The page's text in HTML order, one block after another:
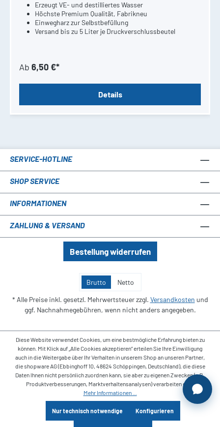
Erzeugt VE- und destilliertes Wasser
Höchste Premium Qualität, Fabrikneu
Einwegharz zur Selbstbefüllung
Versand bis zu 5 Liter je Druckverschlussbeutel
Ab 6,50 €*
Details
SERVICE-HOTLINE
SHOP SERVICE
INFORMATIONEN
ZAHLUNG & VERSAND
Bestellung widerrufen
Brutto Netto
* Alle Preise inkl. gesetzl. Mehrwertsteuer zzgl. Versandkosten und
ggf. Nachnahmegebühren, wenn nicht anders angegeben.
Diese Website verwendet Cookies, um eine bestmögliche Erfahrung bieten zu
können. Mit Klick auf „Alle Cookies akzeptieren“ erteilen Sie Ihre Einwilligung
auch in die Weitergabe über Ihr Verhalten in unserem Shop an unseren Partner,
die shopware AG (Ebbinghoff 10, 48624 Schöppingen, Deutschland), die diese
Daten Ihnen nicht persönlich zuordnen kann, sie aber zu eigenen Zwecken (z.B.
Produktverbesserungen, Marktverhaltensanalysen) verarbeiten darf.
Mehr Informationen ...
Nur technisch notwendige Konfigurieren